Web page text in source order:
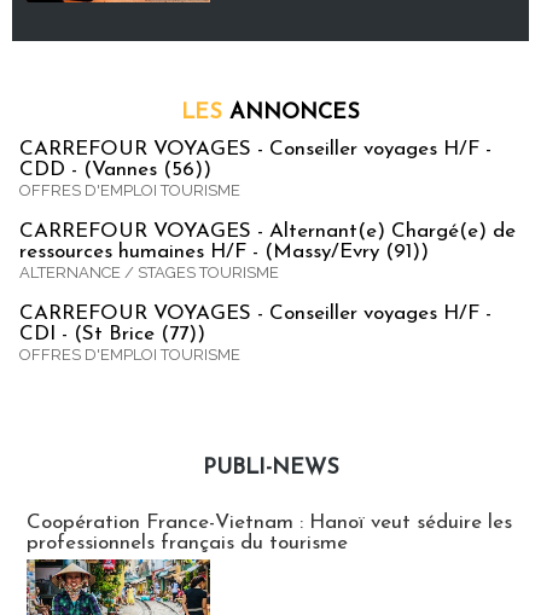
LES ANNONCES
CARREFOUR VOYAGES - Conseiller voyages H/F -
CDD - (Vannes (56))
OFFRES D'EMPLOI TOURISME
CARREFOUR VOYAGES - Alternant(e) Chargé(e) de
ressources humaines H/F - (Massy/Evry (91))
ALTERNANCE / STAGES TOURISME
CARREFOUR VOYAGES - Conseiller voyages H/F -
CDI - (St Brice (77))
OFFRES D'EMPLOI TOURISME
PUBLI-NEWS
Coopération France-Vietnam : Hanoï veut séduire les
professionnels français du tourisme